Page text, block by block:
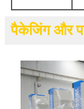
पैकेजिंग और